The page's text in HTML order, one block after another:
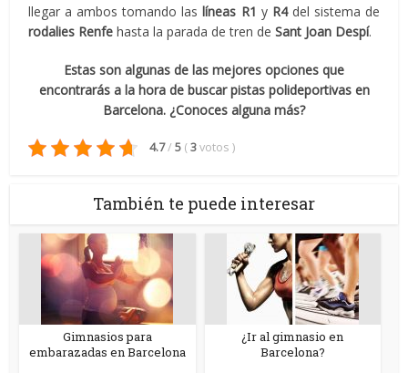
llegar a ambos tomando las líneas R1 yR4del sistema de
rodalies Renfe hasta la parada de tren deSant Joan Despí.
Estas son algunas de las mejores opciones que
encontrarás a la hora de buscar pistas polideportivas en
Barcelona. ¿Conoces alguna más?
4.7/ 5 (3votos )
También te puede interesar
Gimnasios para
embarazadas en Barcelona
¿Ir al gimnasio en
Barcelona?